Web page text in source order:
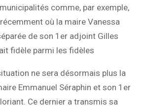
comme, par exemple,
où la maire Vanessa
de son 1er adjoint Gilles
fidèle parmi les fidèles
ne sera désormais plus la
Emmanuel Séraphin et son 1er
Ce dernier a transmis sa